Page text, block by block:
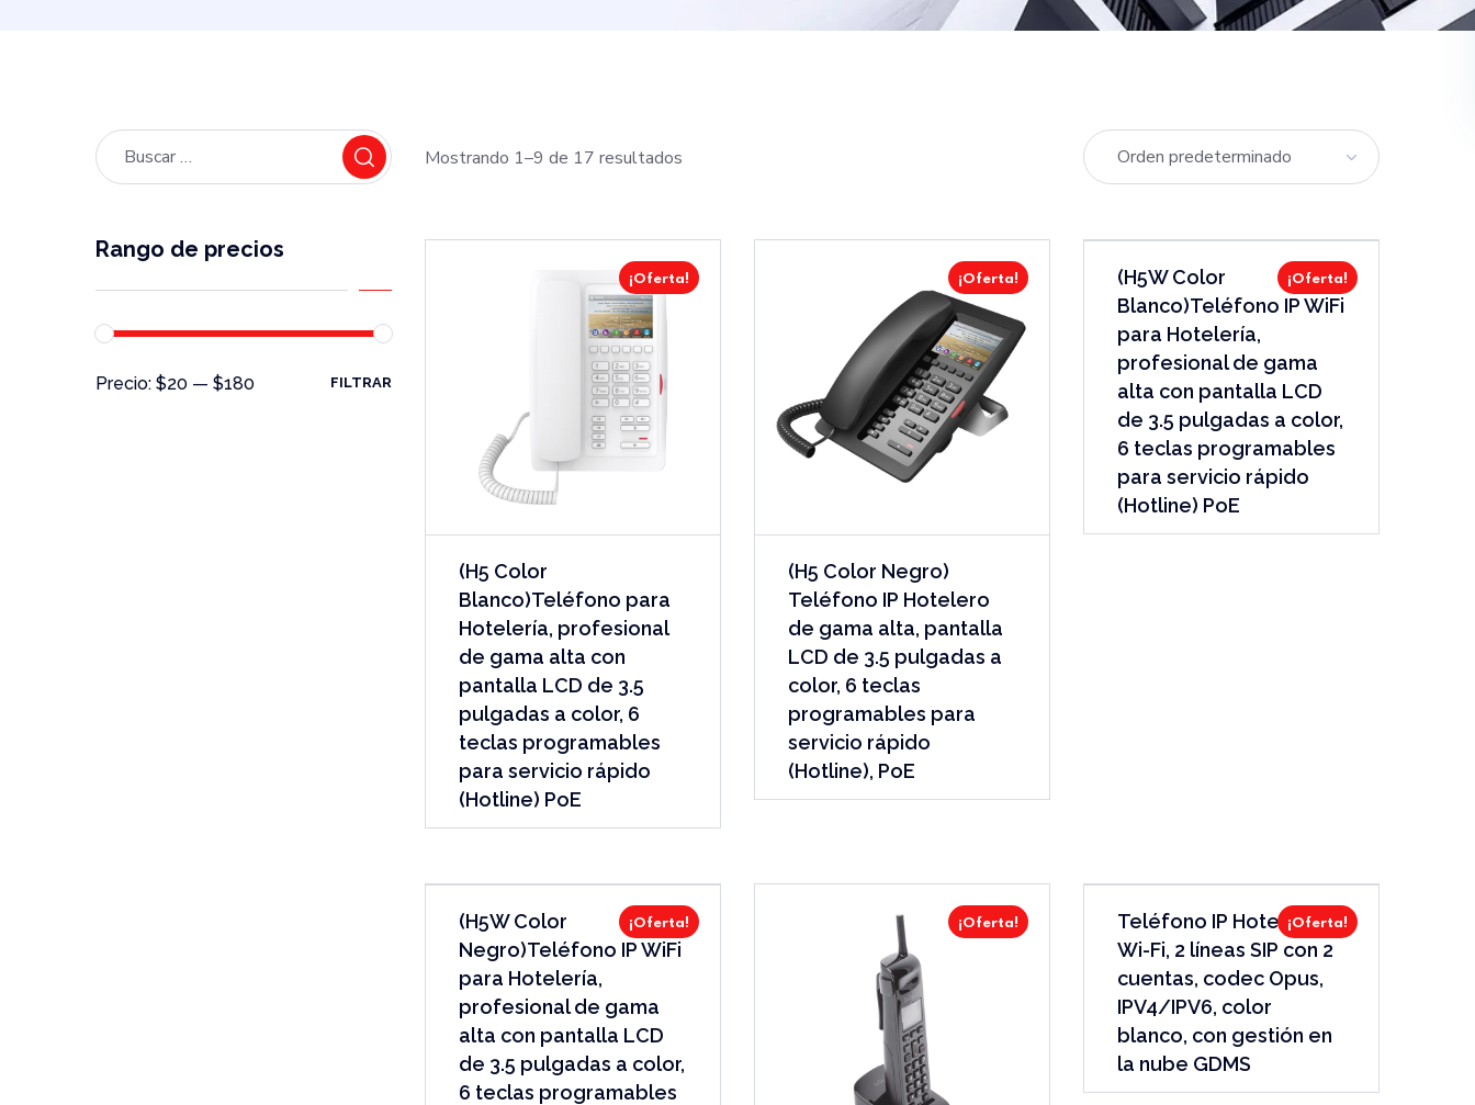
Mostrando 1–9 de 17 resultados
¡Oferta!
(H5 Color
Blanco)Teléfono para
Hotelería, profesional
de gama alta con
pantalla LCD de 3.5
pulgadas a color, 6
teclas programables
para servicio rápido
(Hotline) PoE
¡Oferta!
(H5 Color Negro)
Teléfono IP Hotelero
de gama alta, pantalla
LCD de 3.5 pulgadas a
color, 6 teclas
programables para
servicio rápido
(Hotline), PoE
¡Oferta!
(H5W Color
Blanco)Teléfono IP WiFi
para Hotelería,
profesional de gama
alta con pantalla LCD
de 3.5 pulgadas a color,
6 teclas programables
para servicio rápido
(Hotline) PoE
¡Oferta!
(H5W Color
Negro)Teléfono IP WiFi
para Hotelería,
profesional de gama
alta con pantalla LCD
de 3.5 pulgadas a color,
6 teclas programables
¡Oferta! ¡Oferta!
Teléfono IP Hotelero
Wi-Fi, 2 líneas SIP con 2
cuentas, codec Opus,
IPV4/IPV6, color
blanco, con gestión en
la nube GDMS
Rango de precios
FILTRAR
Precio: $20 — $180